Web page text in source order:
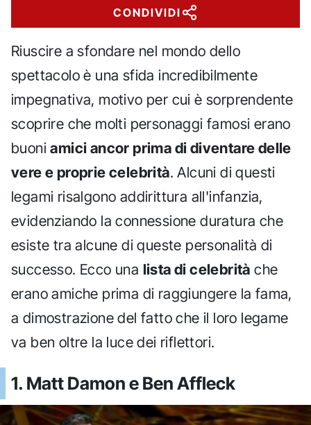
CONDIVIDI
Riuscire a sfondare nel mondo dello
spettacolo è una sfida incredibilmente
impegnativa, motivo per cui è sorprendente
scoprire che molti personaggi famosi erano
buoniamici ancor prima di diventare delle
vere e proprie celebrità. Alcuni di questi
legami risalgono addirittura all'infanzia,
evidenziando la connessione duratura che
esiste tra alcune di queste personalità di
successo. Ecco una lista di celebrità che
erano amiche prima di raggiungere la fama,
a dimostrazione del fatto che il loro legame
va ben oltre la luce dei riflettori.
1. Matt Damon e Ben Affleck